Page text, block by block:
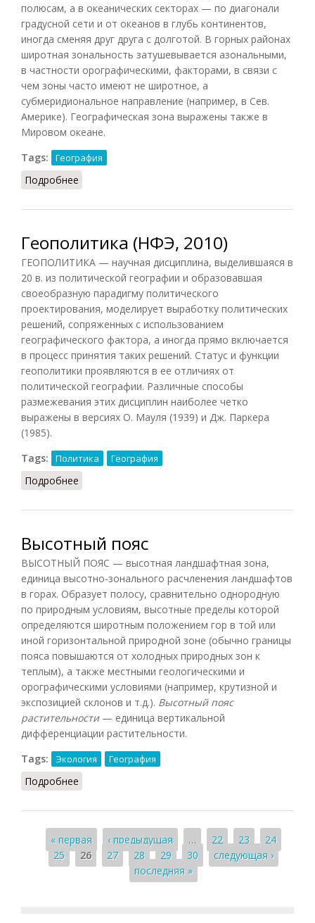
полюсам, а в океанических секторах — по диагонали
градусной сети и от океанов в глубь континентов,
иногда сменяя друг друга с долготой. В горных районах
широтная зональность затушевывается азональными,
в частности орографическими, факторами, в связи с
чем зоны часто имеют не широтное, а
субмеридиональное направление (например, в Сев.
Америке). Географическая зона выражены также в
Мировом океане.
Tags:
География
Подробнее
Геополитика (НФЭ, 2010)
ГЕОПОЛИТИКА — научная дисциплина, выделившаяся в
20 в. из политической географии и образовавшая
своеобразную парадигму политического
проектирования, моделирует выработку политических
решений, сопряженных с использованием
географического фактора, а иногда прямо включается
в процесс принятия таких решений. Статус и функции
геополитики проявляются в ее отличиях от
политической географии. Различные способы
размежевания этих дисциплин наиболее четко
выражены в версиях О. Мауля (1939) и Дж. Паркера
(1985).
Tags:
Политика География
Подробнее
Высотный пояс
ВЫСОТНЫЙ ПОЯС — высотная ландшафтная зона,
единица высотно-зонального расчленения ландшафтов
в горах. Образует полосу, сравнительно однородную
по природным условиям, высотные пределы которой
определяются широтным положением гор в той или
иной горизонтальной природной зоне (обычно границы
пояса повышаются от холодных природных зон к
теплым), а также местными геологическими и
орографическими условиями (например, крутизной и
экспозицией склонов и т.д.). Высотный пояс
растительности— единица вертикальной
дифференциации растительности.
Tags:
Экология География
Подробнее
Страницы
« первая ‹ предыдущая … 22 23
24
25
26 27 28 29 30
следующая ›
последняя »